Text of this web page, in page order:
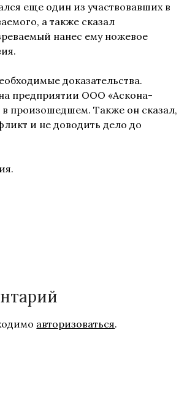
еще один из участвовавших в
а также сказал
нанес ему ножевое
доказательства.
предприятии ООО «Аскона-
произошедшем. Также он сказал,
и не доводить дело до
авторизоваться.